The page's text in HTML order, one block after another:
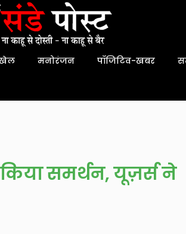
मनोरंजन पॉजिटिव-खबर
समर्थन, यूज़र्स ने